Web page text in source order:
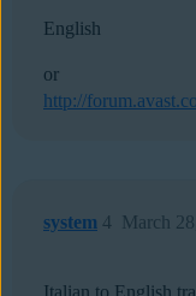
English
or
http://
system March
4
Italian to English